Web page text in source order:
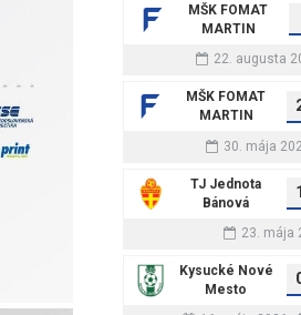
MŠK FOMAT
MARTIN
22. augusta
MŠK FOMAT
MARTIN
30. mája
TJ Jednota
Bánová
1
23. mája
Kysucké Nové
Mesto